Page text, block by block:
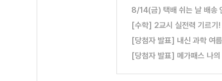
8/14(금) 택배 쉬는 날 배송
[수학] 2교시 실전력 기르기
[당첨자 발표] 내신 과학 여
[당첨자 발표] 메가패스 나